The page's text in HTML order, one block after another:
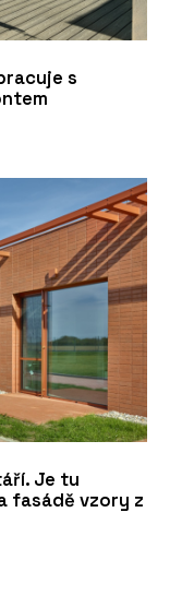
s
Je tu
fasádě vzory z